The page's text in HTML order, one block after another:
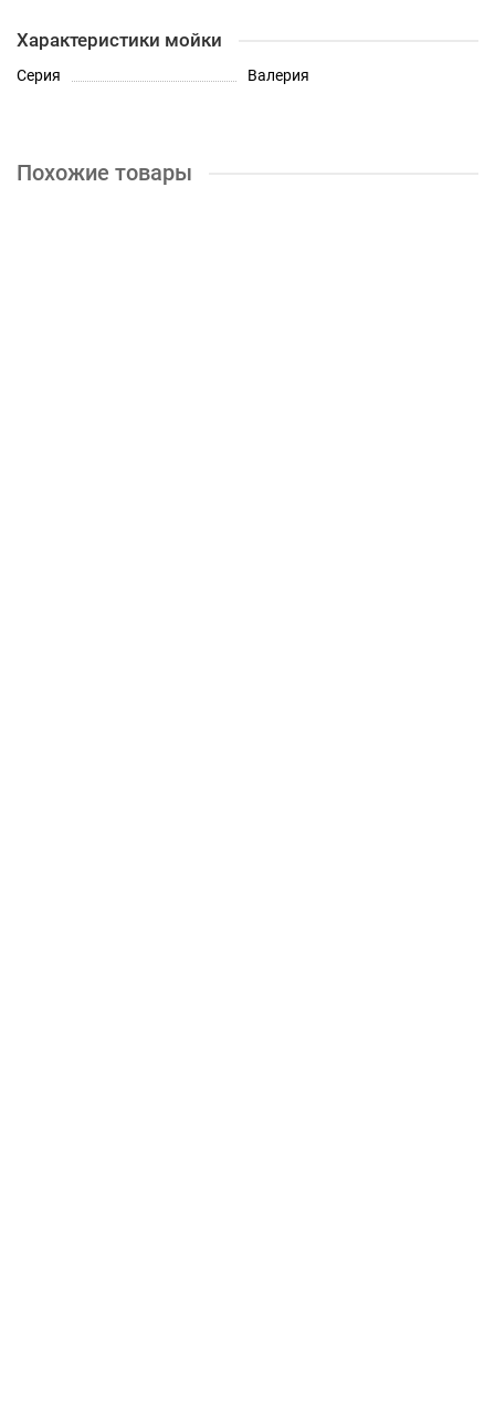
Характеристики мойки
Серия Валерия
Похожие товары